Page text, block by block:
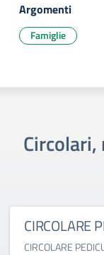
Argomenti
Famiglie
CIRCOLARE
CIRCOLARE